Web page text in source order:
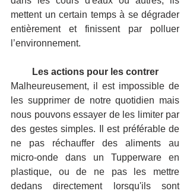
mettent un certain temps à se dégrader
entièrement et finissent par polluer
l’environnement.
Les actions pour les contrer
Malheureusement, il est impossible de
les supprimer de notre quotidien mais
nous pouvons essayer de les limiter par
des gestes simples. Il est préférable de
ne pas réchauffer des aliments au
micro-onde dans un Tupperware en
plastique, ou de ne pas les mettre
dedans directement lorsqu'ils sont